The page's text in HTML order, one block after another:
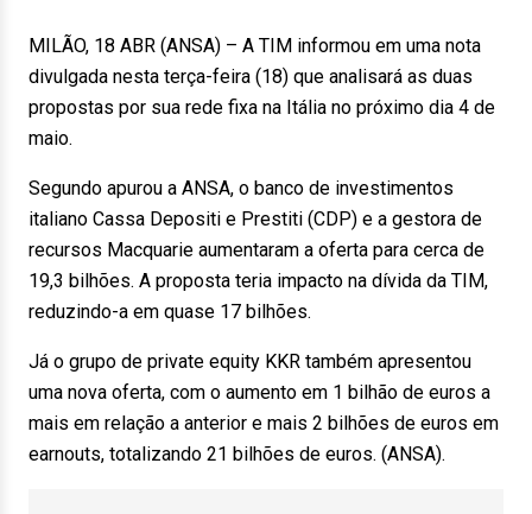
MILÃO, 18 ABR (ANSA) – A TIM informou em uma nota
divulgada nesta terça-feira (18) que analisará as duas
propostas por sua rede fixa na Itália no próximo dia 4 de
maio.
Segundo apurou a ANSA, o banco de investimentos
italiano Cassa Depositi e Prestiti (CDP) e a gestora de
recursos Macquarie aumentaram a oferta para cerca de
19,3 bilhões. A proposta teria impacto na dívida da TIM,
reduzindo-a em quase 17 bilhões.
Já o grupo de private equity KKR também apresentou
uma nova oferta, com o aumento em 1 bilhão de euros a
mais em relação a anterior e mais 2 bilhões de euros em
earnouts, totalizando 21 bilhões de euros. (ANSA).